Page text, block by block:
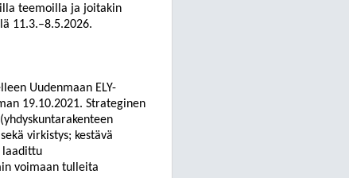
teemoilla ja joitakin
11.3.–8.5.2026.
Uudenmaan ELY-
19.10.2021. Strateginen
virkistys; kestävä
laadittu
voimaan tulleita